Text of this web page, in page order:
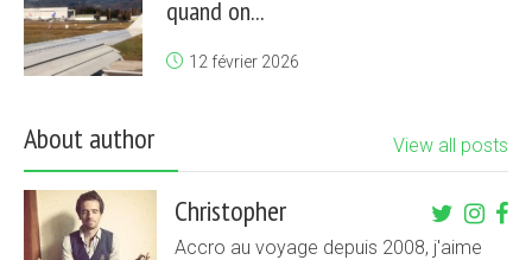
quand on...
12 février 2026
About author View all posts
Christopher
Accro au voyage depuis 2008, j'aime